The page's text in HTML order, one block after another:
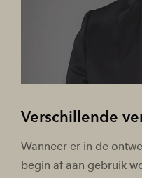
Verschillende
Wanneer er in de
begin af aan gebruik